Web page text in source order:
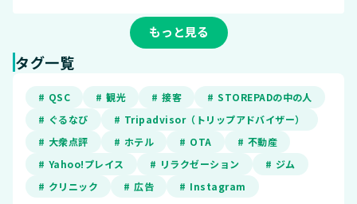
もっと見る
タグ一覧
# QSC # 観光 # 接客
# STOREPADの中の人
# ぐるなび
# Tripadvisor（トリップアドバイザー）
# 大衆点評
# ホテル # OTA
# 不動産
# Yahoo!プレイス
# リラクゼーション
# ジム
# クリニック
# 広告 # Instagram